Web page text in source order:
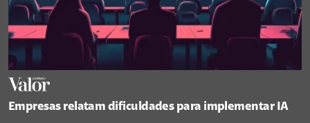
Empresas relatam dificuldades para implementar IA